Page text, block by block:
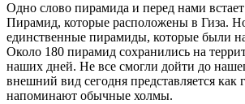
Одно слово пирамида и перед нами
Пирамид, которые расположены в Гиза.
единственные пирамиды, которые были
Около 180 пирамид сохранились на
наших дней. Не все смогли дойти до
внешний вид сегодня представляется как
напоминают обычные холмы.